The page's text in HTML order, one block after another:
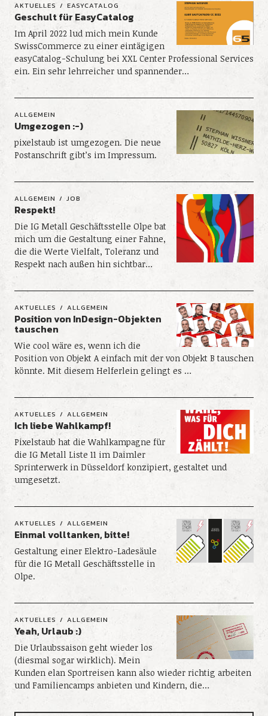
AKTUELLES EASYCATALOG
Geschult für EasyCatalog
Im April 2022 lud mich mein Kunde
SwissCommerce zu einer eintägigen
easyCatalog-Schulung bei XXL Center Professional Services
ein. Ein sehr lehrreicher und spannender…
ALLGEMEIN
Umgezogen :-)
pixelstaub ist umgezogen. Die neue
Postanschrift gibt’s im Impressum.
ALLGEMEIN JOB
Respekt!
Die IG Metall Geschäftsstelle Olpe bat
mich um die Gestaltung einer Fahne,
die die Werte Vielfalt, Toleranz und
Respekt nach außen hin sichtbar…
AKTUELLES ALLGEMEIN
Position von InDesign-Objekten
tauschen
Wie cool wäre es, wenn ich die
Position von Objekt A einfach mit der von Objekt B tauschen
könnte. Mit diesem Helferlein gelingt es …
AKTUELLES ALLGEMEIN
Ich liebe Wahlkampf!
Pixelstaub hat die Wahlkampagne für
die IG Metall Liste 11 im Daimler
Sprinterwerk in Düsseldorf konzipiert, gestaltet und
umgesetzt.
AKTUELLES ALLGEMEIN
Einmal volltanken, bitte!
Gestaltung einer Elektro-Ladesäule
für die IG Metall Geschäftsstelle in
Olpe.
AKTUELLES ALLGEMEIN
Yeah, Urlaub :)
Die Urlaubssaison geht wieder los
(diesmal sogar wirklich). Mein
Kunden elan Sportreisen kann also wieder richtig arbeiten
und Familiencamps anbieten und Kindern, die…